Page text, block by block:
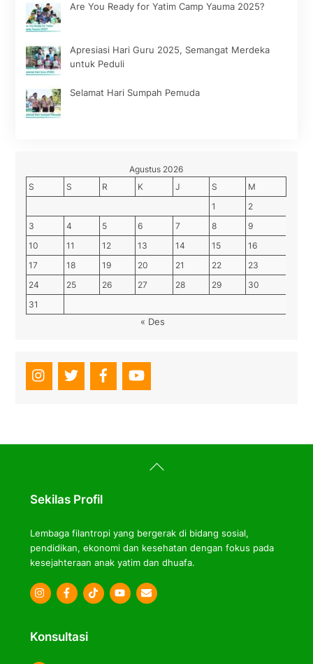
Are You Ready for Yatim Camp Yauma 2025?
Apresiasi Hari Guru 2025, Semangat Merdeka
untuk Peduli
Selamat Hari Sumpah Pemuda
Agustus 2026
S
S R K J S
M
1
2
3
4 5 6 7 8
9
10
11 12 13 14 15
16
17
18 19 20 21 22
23
24
25 26 27 28 29
30
31
« Des
Back
To
Sekilas Profil
Lembaga filantropi yang bergerak di bidang sosial,
pendidikan, ekonomi dan kesehatan dengan fokus pada
kesejahteraan anak yatim dan dhuafa.
Icon
Icon
Icon
Konsultasi